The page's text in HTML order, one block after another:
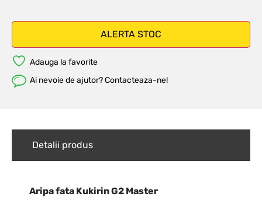
ALERTA STOC
Adauga la favorite
Ai nevoie de ajutor? Contacteaza-ne!
Detalii produs
Aripa fata Kukirin G2 Master